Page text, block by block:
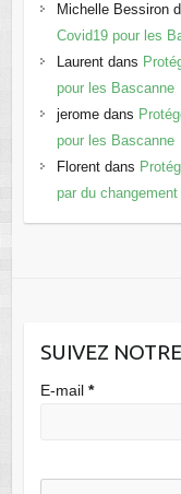
Michelle Bessiron
Covid19 pour les
Laurentdans
pour les Bascanne
jeromedans
pour les Bascanne
Florentdans
par du
SUIVEZ
E-mail *